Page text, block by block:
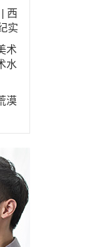
西
实
术
水
漠